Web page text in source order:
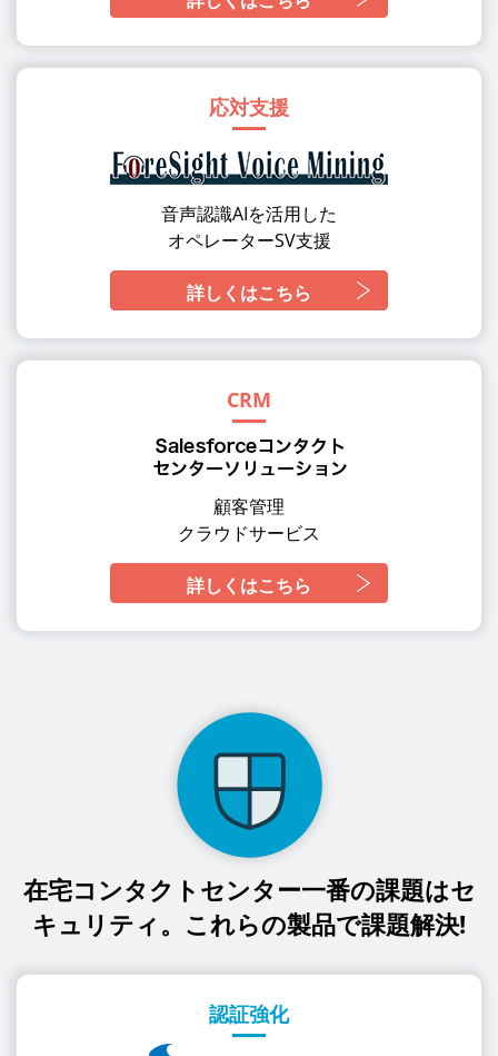
応対支援
音声認識AIを活用した
オペレーターSV支援
詳しくはこちら
CRM
顧客管理
クラウドサービス
詳しくはこちら
在宅コンタクトセンター一番の課題はセ
キュリティ。これらの製品で課題解決!
認証強化